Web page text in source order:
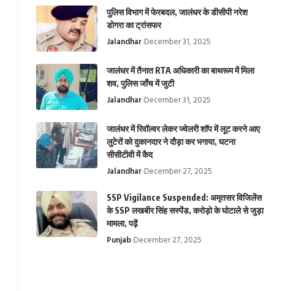
पुलिस विभाग में फेरबदल, जालंधर के डीसीपी नरेश
डोगरा का ट्रांसफर
Jalandhar December 31, 2025
जालंधर में तैनात RTA अधिकारी का बाथरूम में मिला
शव, पुलिस जाँच में जुटी
Jalandhar December 31, 2025
जालंधर में रिवॉल्वर लेकर ज्वेलरी शॉप में लूट करने आए
लुटेरों को दुकानदार ने दौड़ा कर भगाया, घटना
सीसीटीवी में कैद
Jalandhar December 27, 2025
SSP Vigilance Suspended: अमृतसर विजिलेंस
के SSP लखबीर सिंह सस्पेंड, करोड़ो के घोटाले से जुड़ा
मामला, पढ़ें
Punjab December 27, 2025